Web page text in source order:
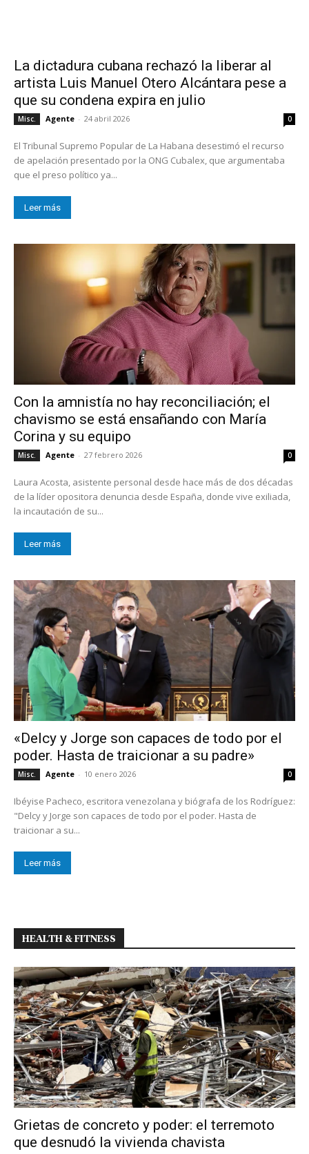
La dictadura cubana rechazó la liberar al
artista Luis Manuel Otero Alcántara pese a
que su condena expira en julio
Misc. Agente - 24 abril 2026 0
El Tribunal Supremo Popular de La Habana desestimó el recurso
de apelación presentado por la ONG Cubalex, que argumentaba
que el preso político ya...
Leer más
Con la amnistía no hay reconciliación; el
chavismo se está ensañando con María
Corina y su equipo
Misc. Agente - 27 febrero 2026 0
Laura Acosta, asistente personal desde hace más de dos décadas
de la líder opositora denuncia desde España, donde vive exiliada,
la incautación de su...
Leer más
«Delcy y Jorge son capaces de todo por el
poder. Hasta de traicionar a su padre»
Misc. Agente - 10 enero 2026 0
Ibéyise Pacheco, escritora venezolana y biógrafa de los Rodríguez:
"Delcy y Jorge son capaces de todo por el poder. Hasta de
traicionar a su...
Leer más
HEALTH & FITNESS
Grietas de concreto y poder: el terremoto
que desnudó la vivienda chavista